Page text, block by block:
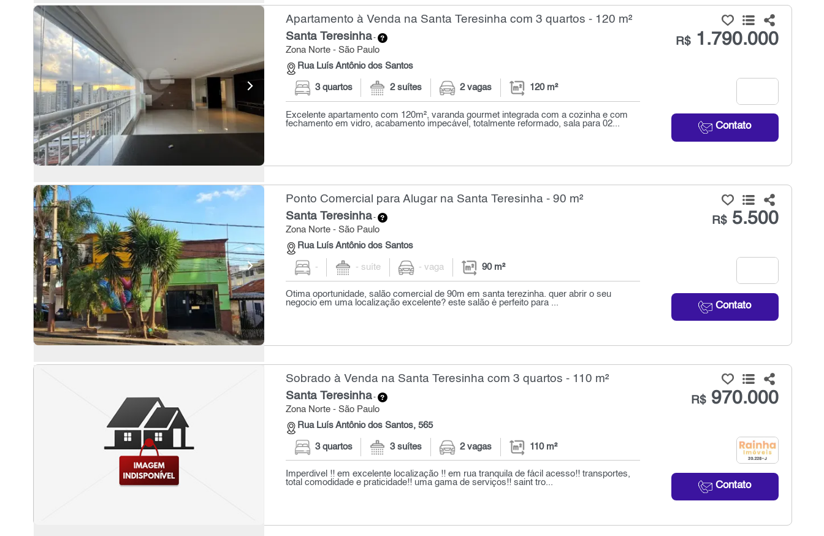
Apartamento à Venda na Santa Teresinha com 3 quartos - 120 m²
Santa Teresinha-
Zona Norte - São Paulo
Rua Luís Antônio dos Santos
R$1.790.000
Contato
3 quartos 2 suítes 2 vagas 120 m²
Excelente apartamento com 120m², varanda gourmet integrada com a cozinha e com
fechamento em vidro, acabamento impecável, totalmente reformado, sala para 02...
Ponto Comercial para Alugar na Santa Teresinha - 90 m²
Santa Teresinha-
Zona Norte - São Paulo
Rua Luís Antônio dos Santos
R$5.500
Contato
- - suíte - vaga 90 m²
Otima oportunidade, salão comercial de 90m em santa terezinha. quer abrir o seu
negocio em uma localização excelente? este salão é perfeito para ...
Sobrado à Venda na Santa Teresinha com 3 quartos - 110 m²
Santa Teresinha-
Zona Norte - São Paulo
Rua Luís Antônio dos Santos, 565
R$970.000
Contato
3 quartos 3 suítes 2 vagas 110 m²
Imperdivel !! em excelente localização !! em rua tranquila de fácil acesso!! transportes,
total comodidade e praticidade!! uma gama de serviços!! saint tro...